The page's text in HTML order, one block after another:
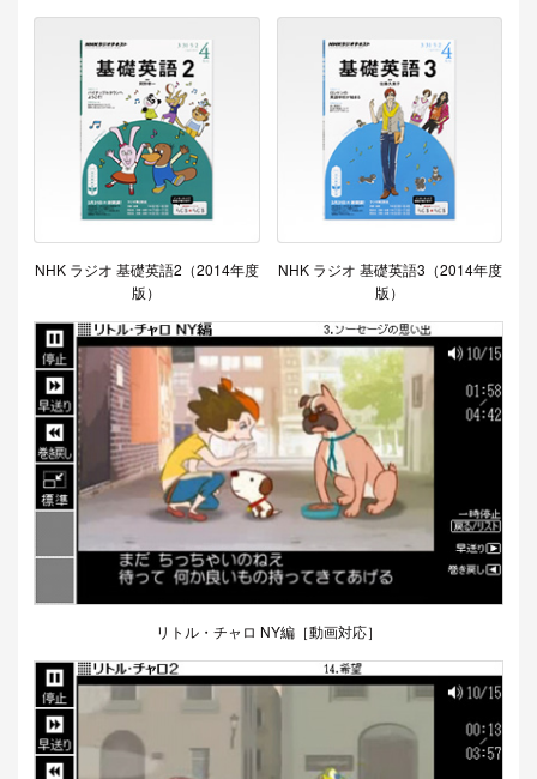
NHK ラジオ 基礎英語2（2014年度
版）
NHK ラジオ 基礎英語3（2014年度
版）
リトル・チャロ NY編［動画対応］